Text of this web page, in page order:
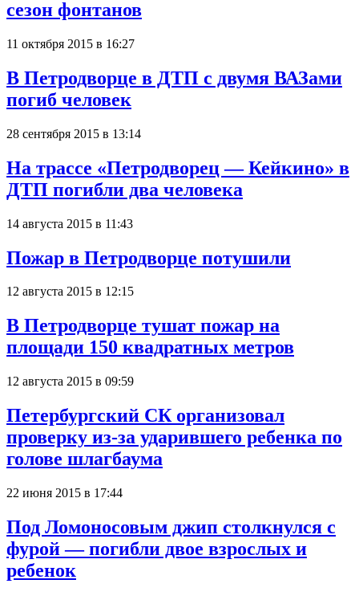
сезон фонтанов
11 октября 2015 в 16:27
В Петродворце в ДТП с двумя ВАЗами
погиб человек
28 сентября 2015 в 13:14
На трассе «Петродворец — Кейкино» в
ДТП погибли два человека
14 августа 2015 в 11:43
Пожар в Петродворце потушили
12 августа 2015 в 12:15
В Петродворце тушат пожар на
площади 150 квадратных метров
12 августа 2015 в 09:59
Петербургский СК организовал
проверку из-за ударившего ребенка по
голове шлагбаума
22 июня 2015 в 17:44
Под Ломоносовым джип столкнулся с
фурой — погибли двое взрослых и
ребенок